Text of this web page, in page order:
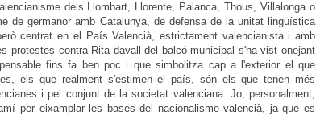
dels Llombart, Llorente, Palanca, Thous, Villalonga o
de germanor amb Catalunya, de defensa de la unitat lingüística
centrat en el País Valencià, estrictament valencianista i amb
protestes contra Rita davall del balcó municipal s'ha vist onejant
fins fa ben poc i que simbolitza cap a l'exterior el que
els que realment s'estimen el país, són els que tenen més
i pel conjunt de la societat valenciana. Jo, personalment,
per eixamplar les bases del nacionalisme valencià, ja que es